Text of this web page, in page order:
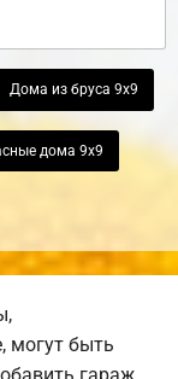
Дома из бруса 9х9
дома 9х9
могут быть